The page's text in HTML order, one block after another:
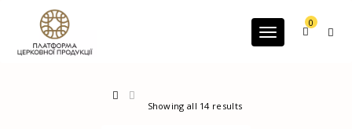
G-60JZFMNRBC
Toggle
0
Showing all 14 results